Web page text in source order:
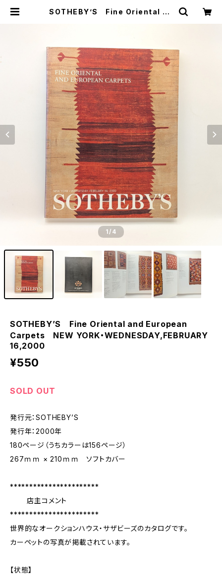
SOTHEBY’S Fine Oriental an
1/4
SOTHEBY’S Fine Oriental and European
Carpets NEW YORK・WEDNESDAY,FEBRUARY
16,2000
¥550
SOLD OUT
発行元：SOTHEBY’S
発行年：2000年
180ページ（うちカラーは156ページ）
267ｍｍ × 210ｍｍ ソフトカバー
***********************
店主コメント
***********************
世界的なオークションハウス・サザビーズのカタログです。
カーペットの写真が掲載されています。
【状態】